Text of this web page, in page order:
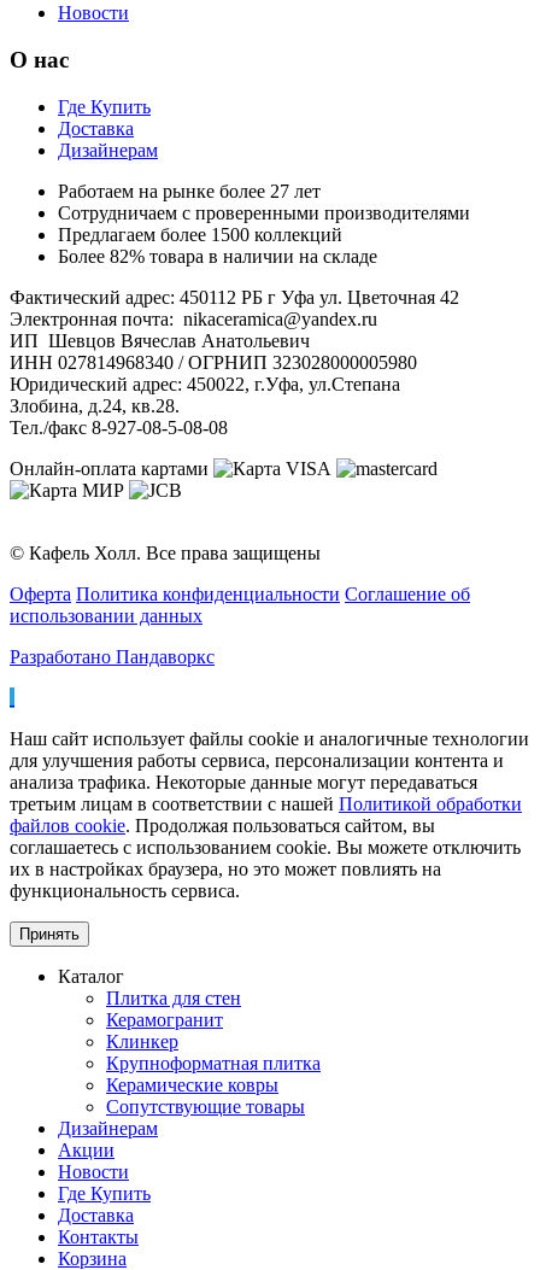
Новости
О нас
Где Купить
Доставка
Дизайнерам
Работаем на рынке более 27 лет
Сотрудничаем с проверенными производителями
Предлагаем более 1500 коллекций
Более 82% товара в наличии на складе
Фактический адрес: 450112 РБ г Уфа ул. Цветочная 42
Электронная почта: nikaceramica@yandex.ru
ИП Шевцов Вячеслав Анатольевич
ИНН 027814968340 / ОГРНИП 323028000005980
Юридический адрес: 450022, г.Уфа, ул.Степана
Злобина, д.24, кв.28.
Тел./факс 8-927-08-5-08-08
Онлайн-оплата картами
© Кафель Холл. Все права защищены
Оферта Политика конфиденциальности Соглашение об
использовании данных
Разработано Пандаворкс
Наш сайт использует файлы cookie и аналогичные технологии
для улучшения работы сервиса, персонализации контента и
анализа трафика. Некоторые данные могут передаваться
третьим лицам в соответствии с нашей Политикой обработки
файлов cookie. Продолжая пользоваться сайтом, вы
соглашаетесь с использованием cookie. Вы можете отключить
их в настройках браузера, но это может повлиять на
функциональность сервиса.
Принять
Каталог
Плитка для стен
Керамогранит
Клинкер
Крупноформатная плитка
Керамические ковры
Сопутствующие товары
Дизайнерам
Акции
Новости
Где Купить
Доставка
Контакты
Корзина